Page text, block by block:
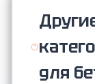
для